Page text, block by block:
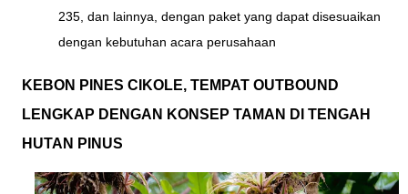
235, dan lainnya, dengan paket yang dapat disesuaikan
dengan kebutuhan acara perusahaan
KEBON PINES CIKOLE, TEMPAT OUTBOUND
LENGKAP DENGAN KONSEP TAMAN DI TENGAH
HUTAN PINUS